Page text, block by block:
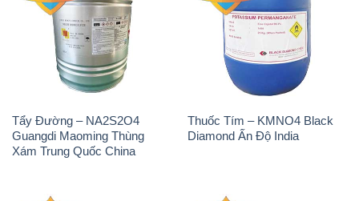
Tẩy Đường – NA2S2O4
Guangdi Maoming Thùng
Xám Trung Quốc China
Thuốc Tím – KMNO4 Black
Diamond Ấn Độ India